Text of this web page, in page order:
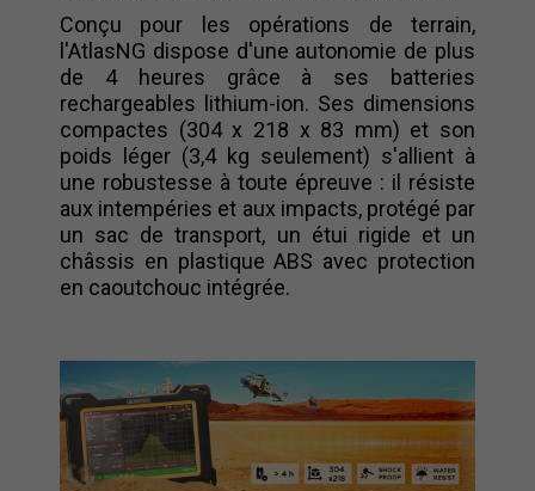
Conçu pour les opérations de terrain,
l'AtlasNG dispose d'une autonomie de plus
de 4 heures grâce à ses batteries
rechargeables lithium-ion. Ses dimensions
compactes (304 x 218 x 83 mm) et son
poids léger (3,4 kg seulement) s'allient à
une robustesse à toute épreuve : il résiste
aux intempéries et aux impacts, protégé par
un sac de transport, un étui rigide et un
châssis en plastique ABS avec protection
en caoutchouc intégrée.